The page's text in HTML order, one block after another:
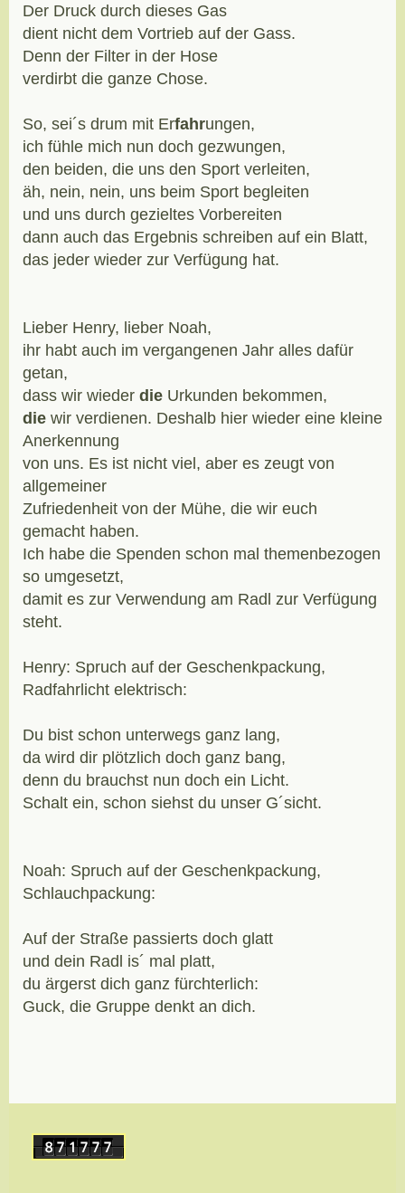
Der Druck durch dieses Gas
dient nicht dem Vortrieb auf der Gass.
Denn der Filter in der Hose
verdirbt die ganze Chose.
So, sei´s drum mit Erfahrungen,
ich fühle mich nun doch gezwungen,
den beiden, die uns den Sport verleiten,
äh, nein, nein, uns beim Sport begleiten
und uns durch gezieltes Vorbereiten
dann auch das Ergebnis schreiben auf ein Blatt,
das jeder wieder zur Verfügung hat.
Lieber Henry, lieber Noah,
ihr habt auch im vergangenen Jahr alles dafür
getan,
dass wir wieder die Urkunden bekommen,
die wir verdienen. Deshalb hier wieder eine kleine
Anerkennung
von uns. Es ist nicht viel, aber es zeugt von
allgemeiner
Zufriedenheit von der Mühe, die wir euch
gemacht haben.
Ich habe die Spenden schon mal themenbezogen
so umgesetzt,
damit es zur Verwendung am Radl zur Verfügung
steht.
Henry: Spruch auf der Geschenkpackung,
Radfahrlicht elektrisch:
Du bist schon unterwegs ganz lang,
da wird dir plötzlich doch ganz bang,
denn du brauchst nun doch ein Licht.
Schalt ein, schon siehst du unser G´sicht.
Noah: Spruch auf der Geschenkpackung,
Schlauchpackung:
Auf der Straße passierts doch glatt
und dein Radl is´ mal platt,
du ärgerst dich ganz fürchterlich:
Guck, die Gruppe denkt an dich.